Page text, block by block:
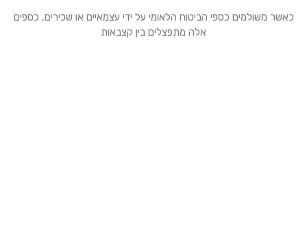
כאשר משולמים כספי הביטוח הלאומי על ידי עצמאיים או שכירים, כספים
אלה מתפצלים בין קצבאות